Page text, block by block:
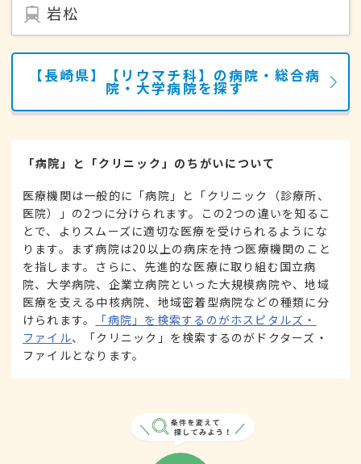
岩松
【長崎県】【リウマチ科】の病院・総合病
院・大学病院を探す
「病院」と「クリニック」のちがいについて
医療機関は一般的に「病院」と「クリニック（診療所、
医院）」の2つに分けられます。この2つの違いを知るこ
とで、よりスムーズに適切な医療を受けられるようにな
ります。まず病院は20以上の病床を持つ医療機関のこと
を指します。さらに、先進的な医療に取り組む国立病
院、大学病院、企業立病院といった大規模病院や、地域
医療を支える中核病院、地域密着型病院などの種類に分
けられます。
「病院」を検索するのがホスピタルズ・
ファイル、「クリニック」を検索するのがドクターズ・
ファイルとなります。